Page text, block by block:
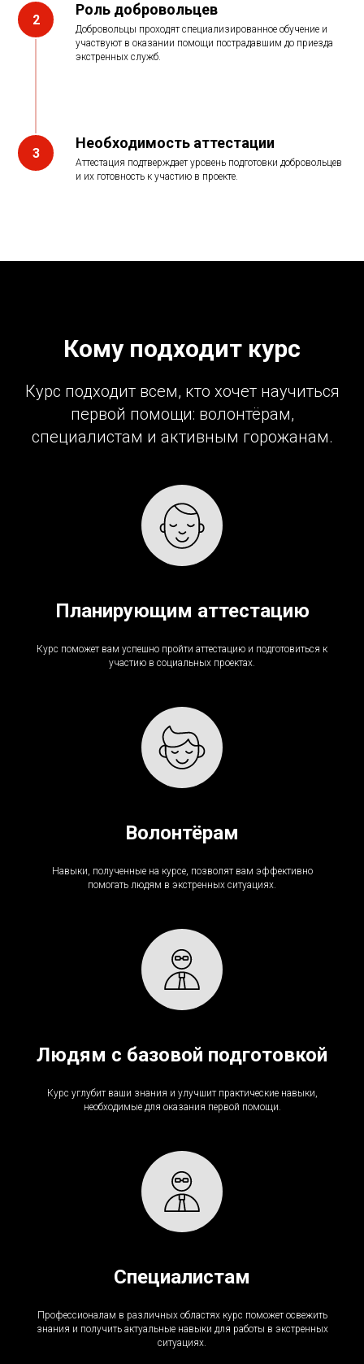
Роль добровольцев
Добровольцы проходят специализированное обучение и
участвуют в оказании помощи пострадавшим до приезда
экстренных служб.
Необходимость аттестации
Аттестация подтверждает уровень подготовки добровольцев
и их готовность к участию в проекте.
Кому подходит курс
Курс подходит всем, кто хочет научиться
первой помощи: волонтёрам,
специалистам и активным горожанам.
Планирующим аттестацию
Курс поможет вам успешно пройти аттестацию и подготовиться к
участию в социальных проектах.
Волонтёрам
Навыки, полученные на курсе, позволят вам эффективно
помогать людям в экстренных ситуациях.
Людям с базовой подготовкой
Курс углубит ваши знания и улучшит практические навыки,
необходимые для оказания первой помощи.
Специалистам
Профессионалам в различных областях курс поможет освежить
знания и получить актуальные навыки для работы в экстренных
ситуациях.